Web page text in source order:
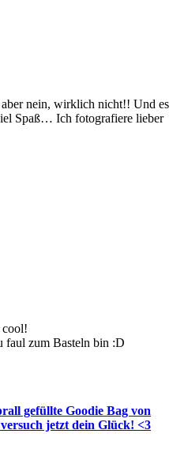
nein, wirklich nicht!! Und es
Spaß… Ich fotografiere lieber
cool!
faul zum Basteln bin :D
gefüllte Goodie Bag von
jetzt dein Glück! <3